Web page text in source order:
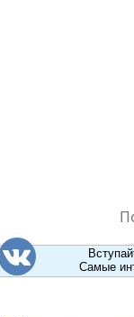
Самые